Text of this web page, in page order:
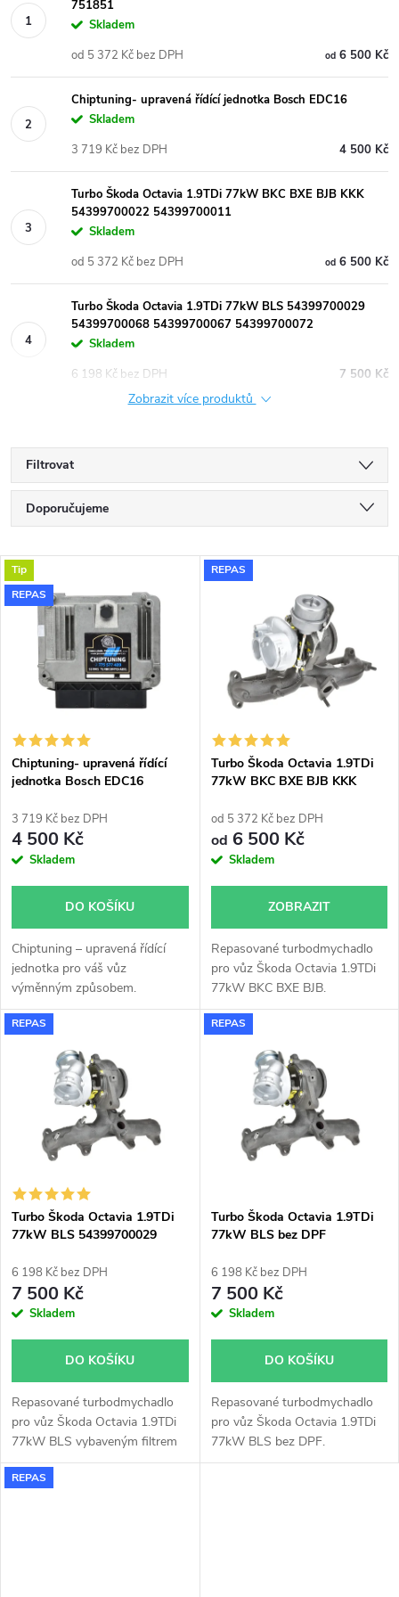
751851
Skladem
od6 500 Kč
od 5 372 Kč bez DPH
Chiptuning- upravená řídící jednotka Bosch EDC16
Skladem
4 500 Kč
3 719 Kč bez DPH
Turbo Škoda Octavia 1.9TDi 77kW BKC BXE BJB KKK
54399700022 54399700011
Skladem
od6 500 Kč
od 5 372 Kč bez DPH
Turbo Škoda Octavia 1.9TDi 77kW BLS 54399700029
54399700068 54399700067 54399700072
Skladem
7 500 Kč
6 198 Kč bez DPH
Zobrazit více produktů
Filtrovat
Ř
a
z
í
p
r
o
u
k
t
Doporučujeme
Nejdražší
Nejprodávanější
Abecedně
V
ý
s
p
r
o
d
u
k
Tip
REPAS
Chiptuning- upravená řídící
jednotka Bosch EDC16
3 719 Kč bez DPH
4 500 Kč
Skladem
DO KOŠÍKU
Chiptuning – upravená řídící
jednotka pro váš vůz
výměnným způsobem.
REPAS
Turbo Škoda Octavia 1.9TDi
77kW BKC BXE BJB KKK
od 5 372 Kč bez DPH
od 6 500 Kč
Skladem
ZOBRAZIT
Repasované turbodmychadlo
pro vůz Škoda Octavia 1.9TDi
77kW BKC BXE BJB.
REPAS
Turbo Škoda Octavia 1.9TDi
77kW BLS 54399700029
54399700072
6 198 Kč bez DPH
7 500 Kč
Skladem
DO KOŠÍKU
Repasované turbodmychadlo
pro vůz Škoda Octavia 1.9TDi
77kW BLS vybaveným filtrem
pevných částic(DPF).
REPAS
Turbo Škoda Octavia 1.9TDi
77kW BLS bez DPF
6 198 Kč bez DPH
7 500 Kč
Skladem
DO KOŠÍKU
Repasované turbodmychadlo
pro vůz Škoda Octavia 1.9TDi
77kW BLS bez DPF.
REPAS